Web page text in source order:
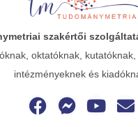
szakértői
oktatóknak,
intézményeknek és